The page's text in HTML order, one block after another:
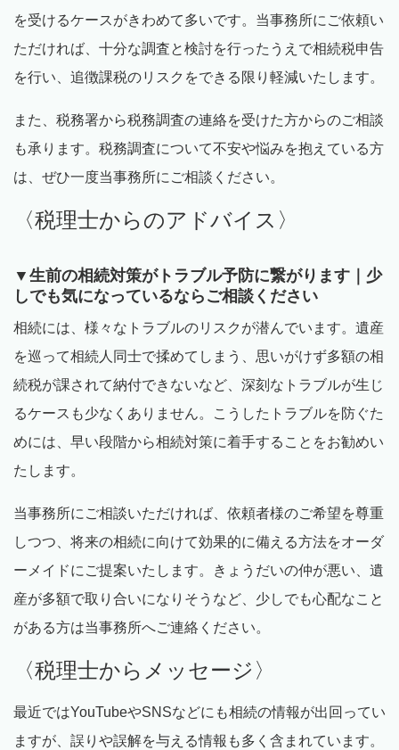
を受けるケースがきわめて多いです。当事務所にご依頼い
ただければ、十分な調査と検討を行ったうえで相続税申告
を行い、追徴課税のリスクをできる限り軽減いたします。
また、税務署から税務調査の連絡を受けた方からのご相談
も承ります。税務調査について不安や悩みを抱えている方
は、ぜひ一度当事務所にご相談ください。
〈税理士からのアドバイス〉
▼生前の相続対策がトラブル予防に繋がります｜少
しでも気になっているならご相談ください
相続には、様々なトラブルのリスクが潜んでいます。遺産
を巡って相続人同士で揉めてしまう、思いがけず多額の相
続税が課されて納付できないなど、深刻なトラブルが生じ
るケースも少なくありません。こうしたトラブルを防ぐた
めには、早い段階から相続対策に着手することをお勧めい
たします。
当事務所にご相談いただければ、依頼者様のご希望を尊重
しつつ、将来の相続に向けて効果的に備える方法をオーダ
ーメイドにご提案いたします。きょうだいの仲が悪い、遺
産が多額で取り合いになりそうなど、少しでも心配なこと
がある方は当事務所へご連絡ください。
〈税理士からメッセージ〉
最近ではYouTubeやSNSなどにも相続の情報が出回ってい
ますが、誤りや誤解を与える情報も多く含まれています。